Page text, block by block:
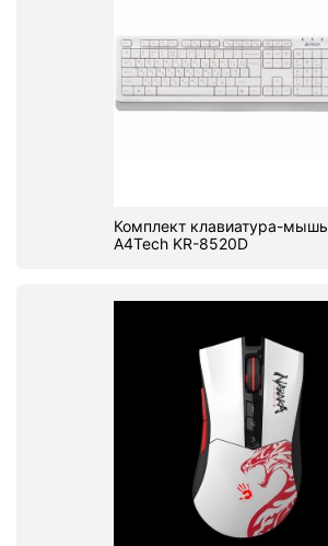
Комплект клавиатура-мышь
A4Tech KR-8520D